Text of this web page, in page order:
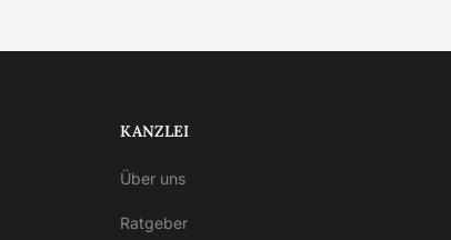
KANZLEI
Über uns
Ratgeber